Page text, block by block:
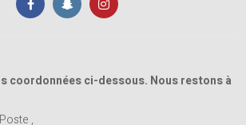
coordonnées ci-dessous. Nous restons à
,